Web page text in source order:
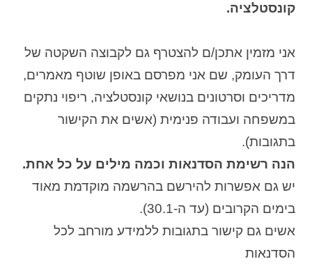
קונסטלציה.
אני מזמין אתכן/ם להצטרף גם לקבוצה השקטה של
דרך העומק, שם אני מפרסם באופן שוטף מאמרים,
מדריכים וסרטונים בנושאי קונסטלציה, ריפוי נתקים
במשפחה ועבודה פנימית (אשים את הקישור
בתגובות).
הנה רשימת הסדנאות וכמה מילים על כל אחת.
יש גם אפשרות להירשם בהרשמה מוקדמת מאוד
בימים הקרובים (עד ה-30.1).
אשים גם קישור בתגובות ללמידע מורחב לכל
הסדנאות